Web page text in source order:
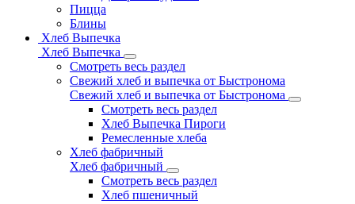
Пицца
Блины
Хлеб Выпечка
Хлеб Выпечка
Смотреть весь раздел
Свежий хлеб и выпечка от Быстронома
Свежий хлеб и выпечка от Быстронома
Смотреть весь раздел
Хлеб Выпечка Пироги
Ремесленные хлеба
Хлеб фабричный
Хлеб фабричный
Смотреть весь раздел
Хлеб пшеничный